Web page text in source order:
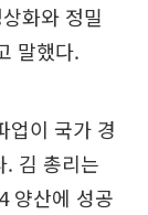
화와 정밀
말했다.
업이 국가 경
. 김 총리는
양산에 성공